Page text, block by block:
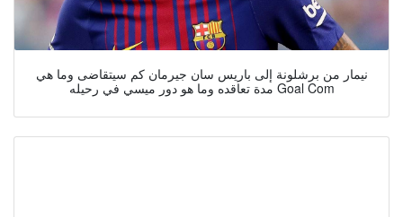
نيمار من برشلونة إلى باريس سان جيرمان كم سيتقاضى وما هي
مدة تعاقده وما هو دور ميسي في رحيله Goal Com